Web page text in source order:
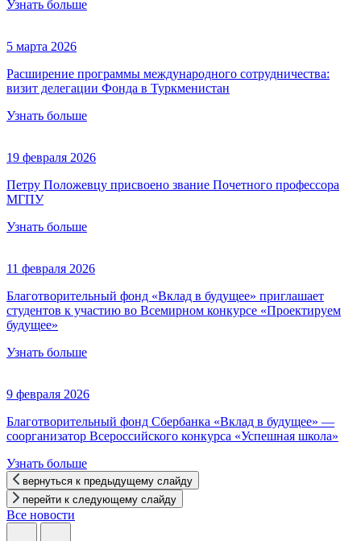
Узнать больше
5 марта 2026
Расширение программы международного сотрудничества:
визит делегации Фонда в Туркменистан
Узнать больше
19 февраля 2026
Петру Положевцу присвоено звание Почетного профессора
МГПУ
Узнать больше
11 февраля 2026
Благотворительный фонд «Вклад в будущее» приглашает
студентов к участию во Всемирном конкурсе «Проектируем
будущее»
Узнать больше
9 февраля 2026
Благотворительный фонд Сбербанка «Вклад в будущее» —
соорганизатор Всероссийского конкурса «Успешная школа»
Узнать больше
вернуться к предыдущему слайду
перейти к следующему слайду
Все новости